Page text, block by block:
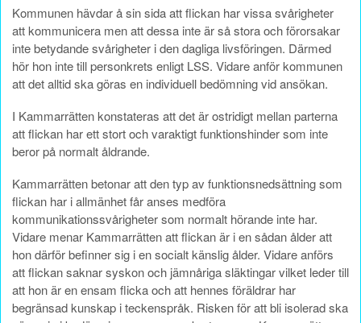
Kommunen hävdar å sin sida att flickan har vissa svårigheter
att kommunicera men att dessa inte är så stora och förorsakar
inte betydande svårigheter i den dagliga livsföringen. Därmed
hör hon inte till personkrets enligt LSS. Vidare anför kommunen
att det alltid ska göras en individuell bedömning vid ansökan.
I Kammarrätten konstateras att det är ostridigt mellan parterna
att flickan har ett stort och varaktigt funktionshinder som inte
beror på normalt åldrande.
Kammarrätten betonar att den typ av funktionsnedsättning som
flickan har i allmänhet får anses medföra
kommunikationssvårigheter som normalt hörande inte har.
Vidare menar Kammarrätten att flickan är i en sådan ålder att
hon därför befinner sig i en socialt känslig ålder. Vidare anförs
att flickan saknar syskon och jämnåriga släktingar vilket leder till
att hon är en ensam flicka och att hennes föräldrar har
begränsad kunskap i teckenspråk. Risken för att bli isolerad ska